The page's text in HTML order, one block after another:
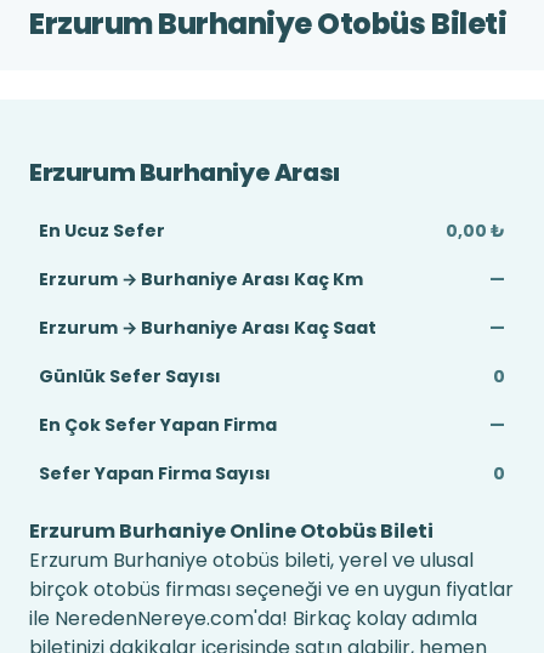
Erzurum Burhaniye Otobüs Bileti
Erzurum Burhaniye Arası
En Ucuz Sefer
0,00 ₺
Erzurum → Burhaniye Arası Kaç Km
—
Erzurum → Burhaniye Arası Kaç Saat
—
Günlük Sefer Sayısı
0
En Çok Sefer Yapan Firma
—
Sefer Yapan Firma Sayısı
0
Erzurum Burhaniye Online Otobüs Bileti
Erzurum Burhaniye otobüs bileti, yerel ve ulusal
birçok otobüs firması seçeneği ve en uygun fiyatlar
ile NeredenNereye.com'da! Birkaç kolay adımla